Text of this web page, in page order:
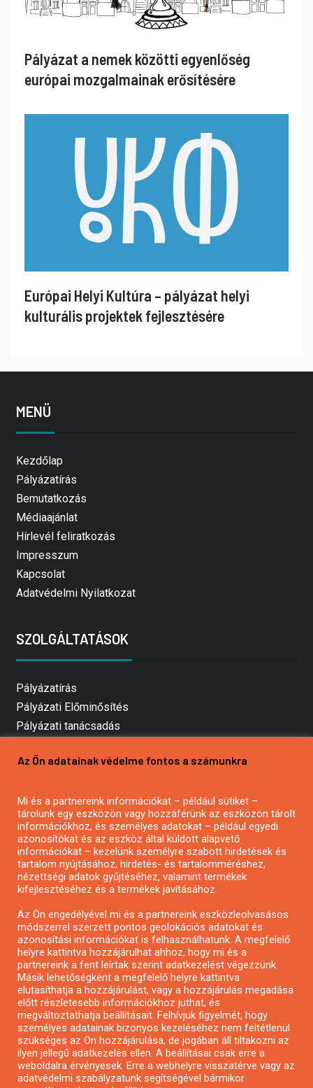
Pályázat a nemek közötti egyenlőség
európai mozgalmainak erősítésére
Európai Helyi Kultúra – pályázat helyi
kulturális projektek fejlesztésére
MENÜ
Kezdőlap
Pályázatírás
Bemutatkozás
Médiaajánlat
Hírlevél feliratkozás
Impresszum
Kapcsolat
Adatvédelmi Nyilatkozat
SZOLGÁLTATÁSOK
Pályázatírás
Pályázati Előminősítés
Pályázati tanácsadás
Mezőgazdasági pályázatírás
Pályázatírás civil szervezeteknek
Pályázatírás önkormányzatoknak
Pályázatfigyelés
Specifikus pályázatfigyelés vagy hírlevél
Pályázatok magánszemélyeknek
Pályázatok civil szervezeteknek
Pályázatok vállalkozásoknak
Önkormányzati pályázatok
Mezőgazdasági pályázatok
Falusi turizmus pályázatok
Napelem pályázatok
Az Ön adatainak védelme fontos a számunkra
Mi és a partnereink információkat – például sütiket –
tárolunk egy eszközön vagy hozzáférünk az eszközön tárolt
információkhoz, és személyes adatokat – például egyedi
azonosítókat és az eszköz által küldött alapvető
információkat – kezelünk személyre szabott hirdetések és
tartalom nyújtásához, hirdetés- és tartalomméréshez,
nézettségi adatok gyűjtéséhez, valamint termékek
kifejlesztéséhez és a termékek javításához.
Az Ön engedélyével mi és a partnereink eszközleolvasásos
módszerrel szerzett pontos geolokációs adatokat és
azonosítási információkat is felhasználhatunk. A megfelelő
helyre kattintva hozzájárulhat ahhoz, hogy mi és a
partnereink a fent leírtak szerint adatkezelést végezzünk.
Másik lehetőségként a megfelelő helyre kattintva
elutasíthatja a hozzájárulást, vagy a hozzájárulás megadása
előtt részletesebb információkhoz juthat, és
megváltoztathatja beállításait. Felhívjuk figyelmét, hogy
személyes adatainak bizonyos kezeléséhez nem feltétlenül
szükséges az Ön hozzájárulása, de jogában áll tiltakozni az
ilyen jellegű adatkezelés ellen. A beállításai csak erre a
weboldalra érvényesek. Erre a webhelyre visszatérve vagy az
adatvédelmi szabályzatunk segítségével bármikor